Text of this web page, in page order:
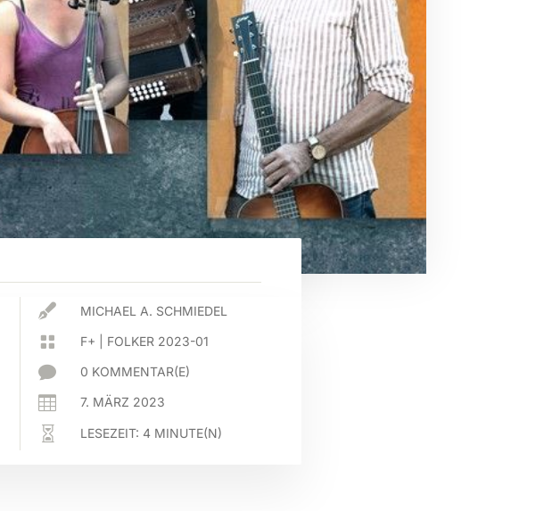
 MICHAEL A. SCHMIEDEL
 F+ FOLKER 2023-01
 0 KOMMENTAR(E)
 7. MÄRZ 2023
 LESEZEIT: 4 MINUTE(N)